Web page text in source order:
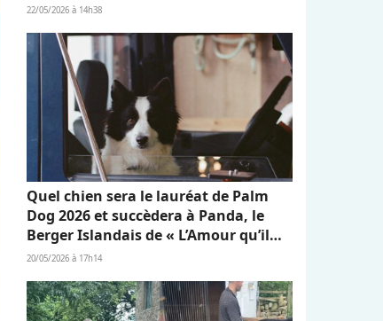
Dominga Sotomayor
22/05/2026 à 14h38
Quel chien sera le lauréat de Palm
Dog 2026 et succèdera à Panda, le
Berger Islandais de « L’Amour qu’il
nous reste » ?
20/05/2026 à 17h14